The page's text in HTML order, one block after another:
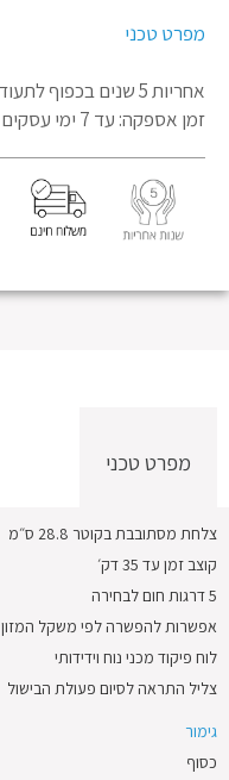
מפרט טכני
אחריות 5 שנים בכפוף לתעודת אחריות
זמן אספקה: עד 7 ימי עסקים
מפרט טכני
צלחת מסתובבת בקוטר 28.8 ס״מ
קוצב זמן עד 35 דק׳
5 דרגות חום לבחירה
אפשרות להפשרה לפי משקל המזון
לוח פיקוד מכני נוח וידידותי
צליל התראה לסיום פעולת הבישול
גימור
כסוף